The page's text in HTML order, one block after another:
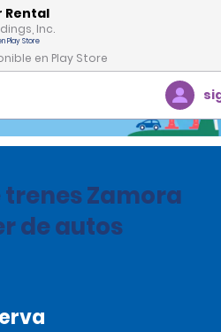
Rental
Inc.
en Play Store
trenes Zamora
de autos